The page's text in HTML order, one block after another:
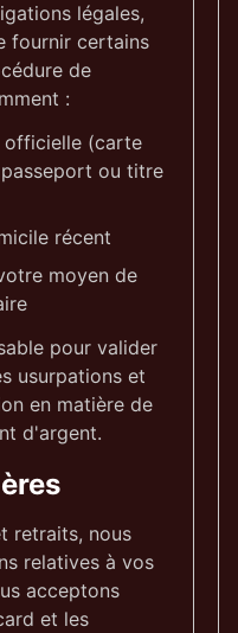
légales,
fournir certains
de
:
officielle (carte
ou titre
récent
moyen de
pour valider
usurpations et
en matière de
d'argent.
retraits, nous
relatives à vos
acceptons
et les